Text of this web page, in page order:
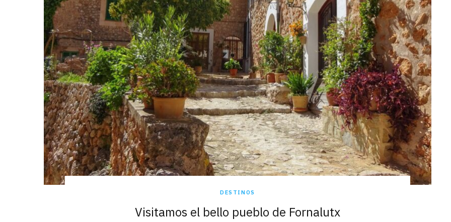
DESTINOS
Visitamos el bello pueblo de Fornalutx